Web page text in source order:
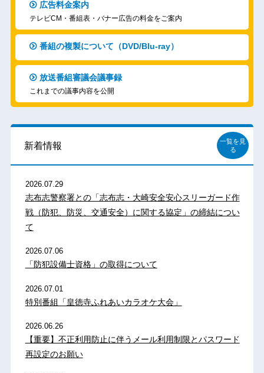
広告料金案内
テレビCM・番組表・バナー広告の料金をご案内
番組の複製について（DVD/Blu-ray）
放送番組審議会議事録
これまでの議事内容を公開
新着情報
一覧を見
る
2026.07.29
志布志警察署との「志布志・大崎安全安心スリーガード作
戦（防犯、防災、交通安全）に関する協定」の締結につい
て
2026.07.06
「防犯設備士資格」の取得について
2026.07.01
特別番組「皇徳寺ふれあいカラオケ大会」
2026.06.26
【重要】不正利用防止に伴うメール利用制限とパスワード
再設定のお願い